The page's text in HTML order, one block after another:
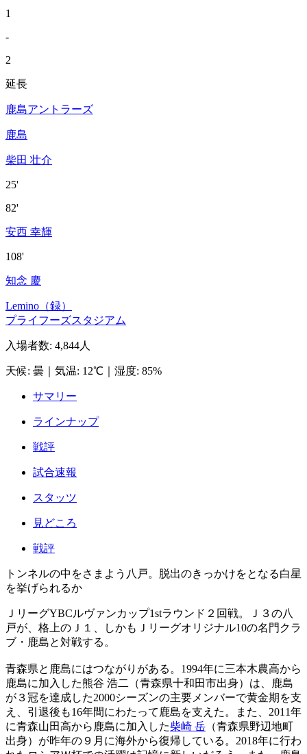
1
-
2
延長
鹿島アントラーズ
鹿島
柴田 壮介
25'
82'
安西 幸輝
108'
知念 慶
Lemino（録）
プライフーズスタジアム
入場者数: 4,844人
天候: 曇 気温: 12℃ 湿度: 85%
サマリー
ラインナップ
戦評
試合速報
スタッツ
見どころ
戦評
トンネルの中をさまよう八戸。脱出のきっかけをとなる白星
を挙げられるか
ＪリーグYBCルヴァンカップ1stラウンド２回戦。Ｊ３の八
戸が、格上のＪ１、しかもＪリーグオリジナル10の名門クラ
ブ・鹿島と対戦する。
青森県と鹿島にはつながりがある。1994年に三本木農高から
鹿島に加入した熊谷 浩二（青森県十和田市出身）は、鹿島
が３冠を達成した2000シーズンの主要メンバーで黄金期を支
え、引退後も16年間にわたって鹿島を支えた。また、2011年
に青森山田高から鹿島に加入した柴崎 岳 （青森県野辺地町
出身）が昨年の９月に海外から復帰している。2018年に行わ